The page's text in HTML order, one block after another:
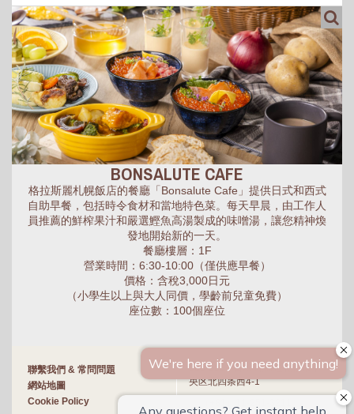
BONSALUTE CAFE
格拉斯麗札幌飯店的餐廳「Bonsalute Cafe」提供日式和西式
自助早餐，包括時令食材和當地特色菜。每天早晨，由工作人
員推薦的鮮榨果汁和嚴選鰹魚高湯製成的味噌湯，讓您精神煥
發地開始新的一天。
餐廳樓層：1F
營業時間：6:30-10:00（僅供應早餐）
價格：含稅3,000日元
（小學生以上與大人同價，學齡前兒童免費）
座位數：100個座位
聯繫我們 & 常問問題
網站地圖
Cookie Policy
060-0004 日本 北海道札幌市中
央区北四条西4‐1